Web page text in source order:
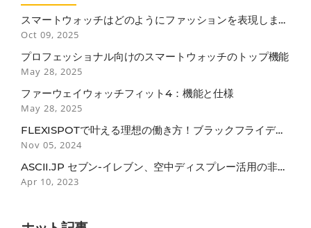
スマートウォッチはどのようにファッションを表現します
か？
Oct 09, 2025
プロフェッショナル向けのスマートウォッチのトップ機能
May 28, 2025
ファーウェイウォッチフィット4：機能と仕様
May 28, 2025
FLEXISPOTで叶える理想の働き方！ブラックフライデー
で見逃せない3つのポイント
Nov 05, 2024
ASCII.JP セブン-イレブン、空中ディスプレー活用の非接
触セルフレジ
Apr 10, 2023